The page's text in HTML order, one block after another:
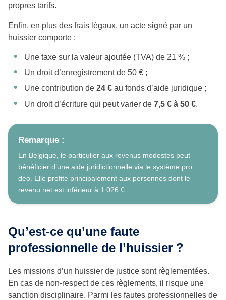
propres tarifs.
Enfin, en plus des frais légaux, un acte signé par un
huissier comporte :
Une taxe sur la valeur ajoutée (TVA) de 21 % ;
Un droit d’enregistrement de 50 € ;
Une contribution de 24 € au fonds d’aide juridique ;
Un droit d’écriture qui peut varier de 7,5 € à 50 €.
Remarque :
En Belgique, le particulier aux revenus modestes peut
bénéficier d’une aide juridictionnelle via le système pro
deo. Elle profite principalement aux personnes dont le
revenu net est inférieur à 1 026 €.
Qu’est-ce qu’une faute
professionnelle de l’huissier ?
Les missions d’un huissier de justice sont règlementées.
En cas de non-respect de ces règlements, il risque une
sanction disciplinaire. Parmi les fautes professionnelles de